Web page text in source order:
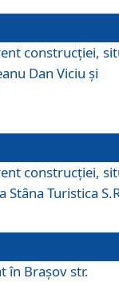
construcției,
Dan Viciu și
construcției,
Stâna Turistica
în Brașov str.